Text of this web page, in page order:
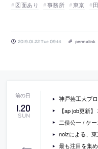
図面あり 事務所 東京
2019.01.22 Tue 09:14 permalink
1.20
SUN
神戸芸工大プロジェクトチーム
【ap job更新】 杉本貴志が設
二俣公一 / ケース
noizによる、
最も注目を集